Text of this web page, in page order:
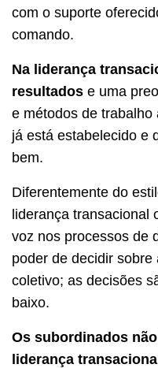
com o suporte
comando.
Na liderança
resultados e uma
e métodos de
já está estabelecido e
bem.
Diferentemente do
liderança transacional
voz nos processos de
poder de decidir
coletivo; as decisões
baixo.
Os subordinados
liderança